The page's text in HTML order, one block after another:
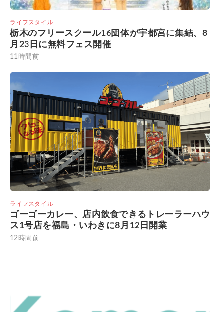
ライフスタイル
栃木のフリースクール16団体が宇都宮に集結、8
月23日に無料フェス開催
11時間前
ライフスタイル
ゴーゴーカレー、店内飲食できるトレーラーハウ
ス1号店を福島・いわきに8月12日開業
12時間前